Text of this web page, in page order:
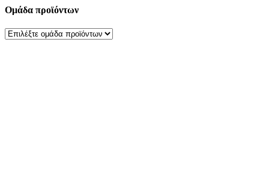
Ομάδα προϊόντων